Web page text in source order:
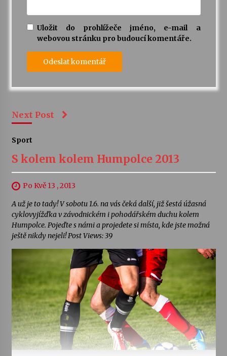
Uložit do prohlížeče jméno, e-mail a
webovou stránku pro budoucí komentáře.
Next Post
Sport
S kolem kolem Humpolce 2013
Po Kvě 13 , 2013
A už je to tady! V sobotu 1.6. na vás čeká další, již šestá úžasná
cyklovyjížďka v závodnickém i pohodářském duchu kolem
Humpolce. Pojeďte s námi a projedete si místa, kde jste možná
ještě nikdy nejeli! Post Views: 39